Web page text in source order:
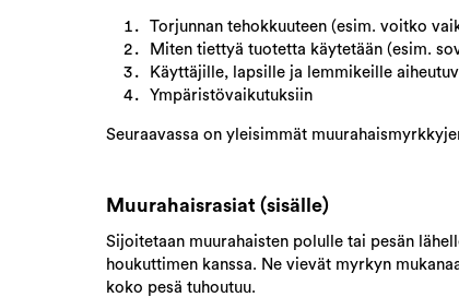
Torjunnan tehokkuuteen (esim. voitko
Miten tiettyä tuotetta käytetään (esim.
Käyttäjille, lapsille ja lemmikeille
Ympäristövaikutuksiin
Seuraavassa on yleisimmät
Muurahaisrasiat (sisälle)
Sijoitetaan muurahaisten polulle tai pesän
houkuttimen kanssa. Ne vievät myrkyn
koko pesä tuhoutuu.